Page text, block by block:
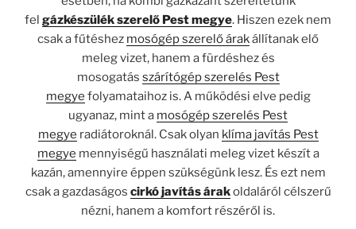
fel gázkészülék szerelő Pest megye. Hiszen ezek nem
csak a fűtéshez mosógép szerelő árakállítanak elő
meleg vizet, hanem a fürdéshez és
mosogatás szárítógép szerelés Pest
megye folyamataihoz is. A működési elve pedig
ugyanaz, mint a mosógép szerelés Pest
megye radiátoroknál. Csak olyan klíma javítás Pest
megye mennyiségű használati meleg vizet készít a
kazán, amennyire éppen szükségünk lesz. És ezt nem
csak a gazdaságos cirkó javítás árakoldaláról célszerű
nézni, hanem a komfort részéről is.